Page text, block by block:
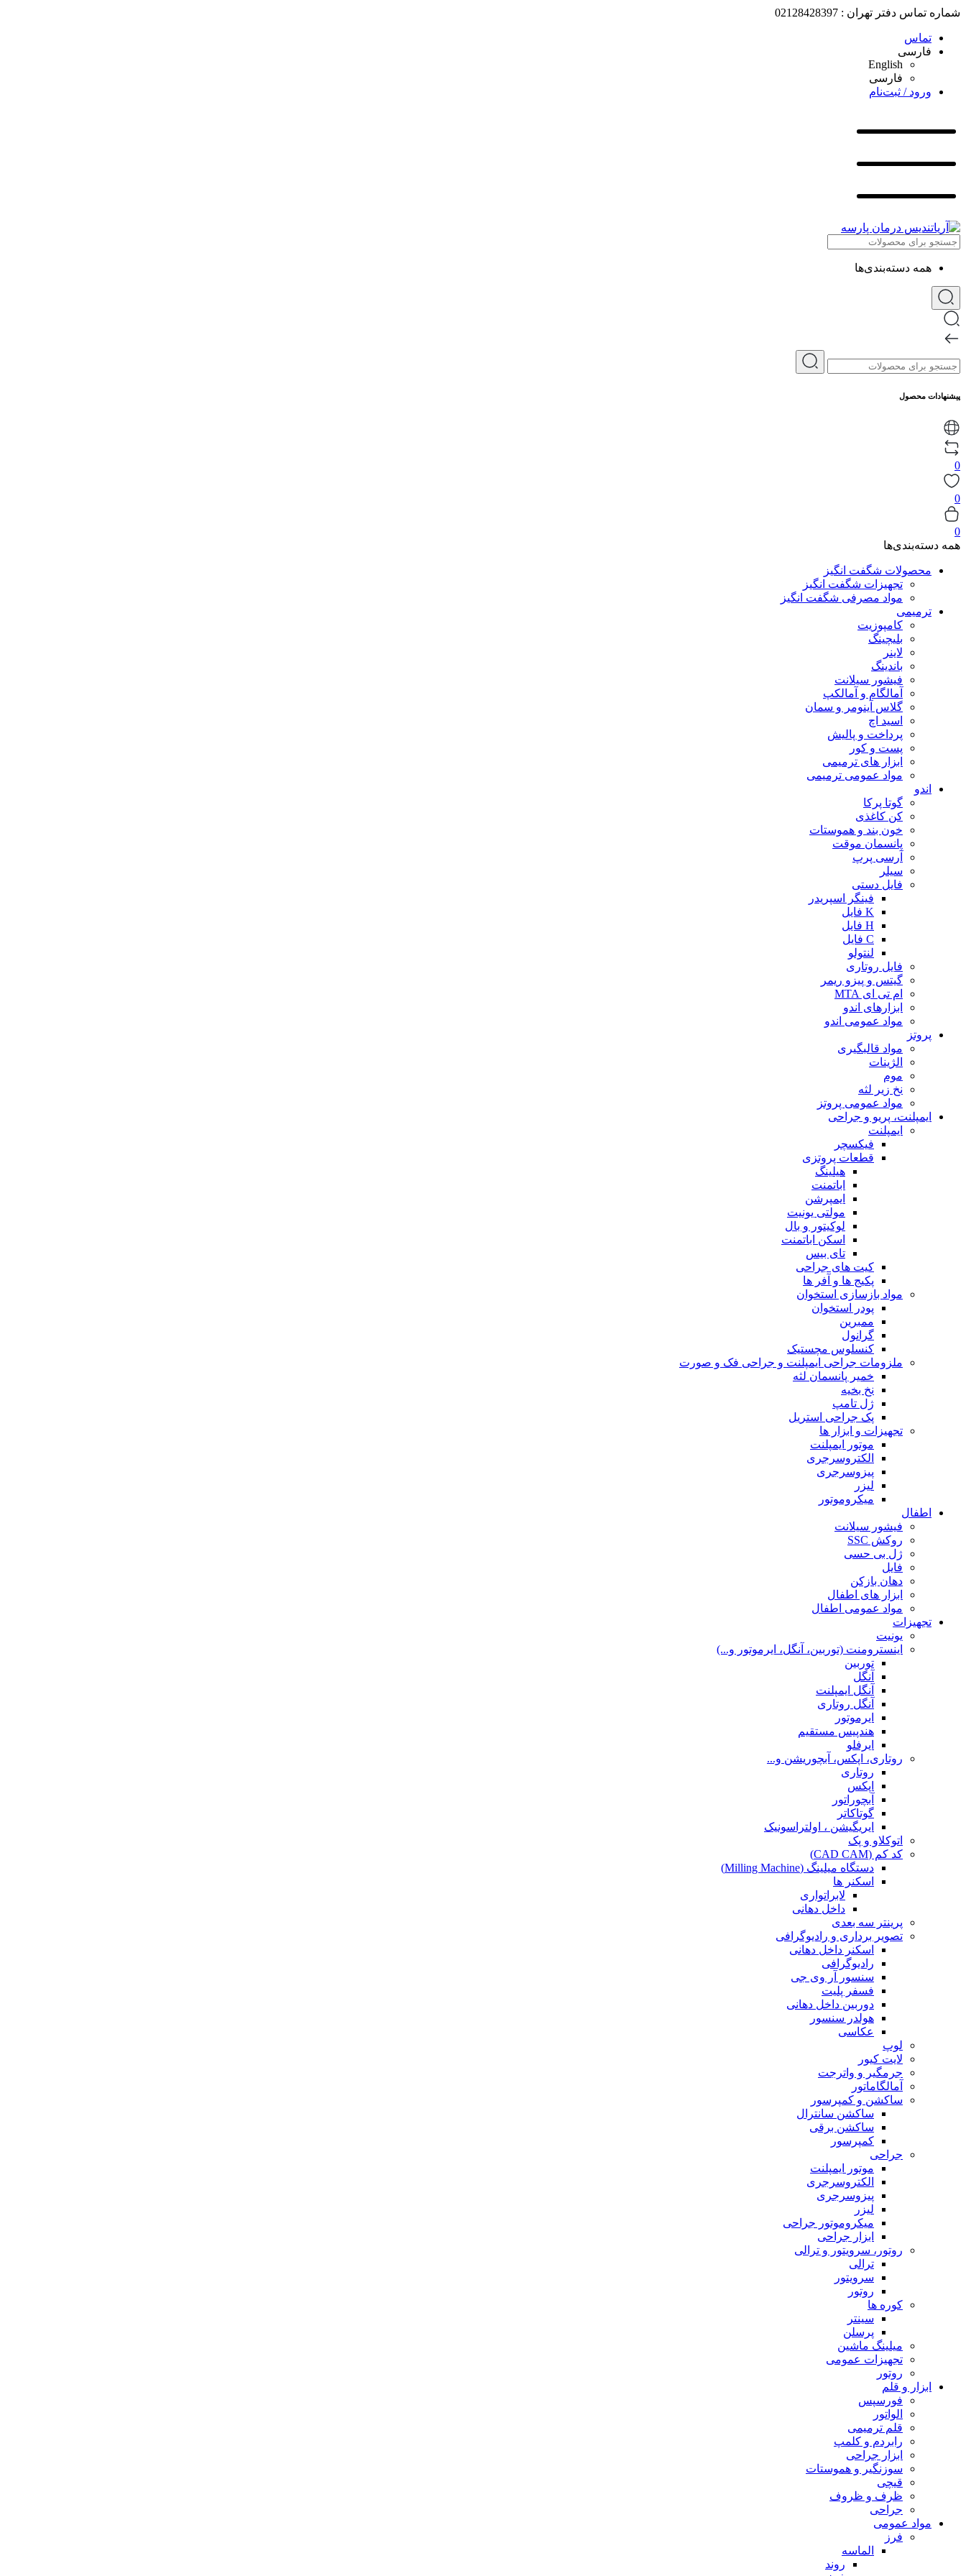
شماره تماس دفتر تهران : 02128428397
تماس
فارسی
English
فارسی
ورود / ثبت‌نام
همه دسته‌بندی‌ها
پیشنهادات محصول
0
0
0
همه دسته‌بندی‌ها
محصولات شگفت انگیز
تجهیزات شگفت انگیز
مواد مصرفی شگفت انگیز
ترمیمی
کامپوزیت
بلیچینگ
لاینر
باندینگ
فیشور سیلانت
آمالگام و آمالکپ
گلاس آینومر و سمان
اسید اچ
پرداخت و پالیش
پست و کور
ابزار های ترمیمی
مواد عمومی ترمیمی
اندو
گوتا پرکا
کن کاغذی
خون بند و هموستات
پانسمان موقت
آرسی پرپ
سیلر
فایل دستی
فینگر اسپریدر
K فایل
H فایل
C فایل
لنتولو
فایل روتاری
گیتس و پیزو ریمر
ام تی ای MTA
ابزارهای اندو
مواد عمومی اندو
پروتز
مواد قالبگیری
الژینات
موم
نخ زیر لثه
مواد عمومی پروتز
ایمپلنت، پریو و جراحی
ایمپلنت
فیکسچر
قطعات پروتزی
هیلینگ
اباتمنت
ایمپرشن
مولتی یونیت
لوکیتور و بال
اسکن اباتمنت
تای بیس
کیت های جراحی
پکیج ها و آفر ها
مواد بازسازی استخوان
پودر استخوان
ممبرین
گرانول
کنسلوس مچستیک
ملزومات جراحی ایمپلنت و جراحی فک و صورت
خمیر پانسمان لثه
نخ بخیه
ژل تامپ
پک جراحی استریل
تجهیزات و ابزار ها
موتور ایمپلنت
الکتروسرجری
پیزوسرجری
لیزر
میکروموتور
اطفال
فیشور سیلانت
روکش SSC
ژل بی حسی
فایل
دهان بازکن
ابزار های اطفال
مواد عمومی اطفال
تجهیزات
یونیت
اینسترومنت (توربین، آنگل، ایرموتور و...)
توربین
آنگل
آنگل ایمپلنت
آنگل روتاری
ایرموتور
هندپیس مستقیم
ایرفلو
روتاری، اپکس، آبچوریشن و...
روتاری
اپکس
آبچوراتور
گوتاکاتر
ایریگیشن ، اولتراسونیک
اتوکلاو و پک
کد کم (CAD CAM)
دستگاه میلینگ (Milling Machine)
اسکنر ها
لابراتواری
داخل دهانی
پرینتر سه بعدی
تصویر برداری و رادیوگرافی
اسکنر داخل دهانی
رادیوگرافی
سنسور آر وی جی
فسفر پلیت
دوربین داخل دهانی
هولدر سنسور
عکاسی
لوپ
لایت کیور
جرمگیر و واترجت
آمالگاماتور
ساکشن و کمپرسور
ساکشن سانترال
ساکشن برقی
کمپرسور
جراحی
موتور ایمپلنت
الکتروسرجری
پیزوسرجری
لیزر
میکروموتور جراحی
ابزار جراحی
روتور، سرویتور و ترالی
ترالی
سرویتور
روتور
کوره ها
سینتر
پرسلن
میلینگ ماشین
تجهیزات عمومی
روتور
ابزار و قلم
فورسپس
الواتور
قلم ترمیمی
رابردم و کلمپ
ابزار جراحی
سوزنگیر و هموستات
قیچی
ظرف و ظروف
جراحی
مواد عمومی
فرز
الماسه
روند